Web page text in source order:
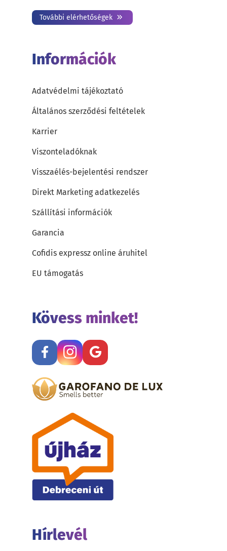
További elérhetőségek
Információk
Adatvédelmi tájékoztató
Általános szerződési feltételek
Karrier
Viszonteladóknak
Visszaélés-bejelentési rendszer
Direkt Marketing adatkezelés
Szállítási információk
Garancia
Cofidis expressz online áruhitel
EU támogatás
Kövess minket!
Hírlevél